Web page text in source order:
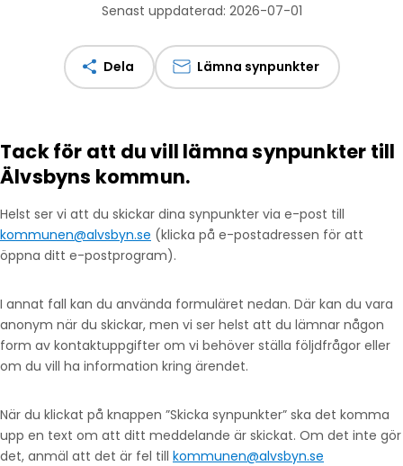
Senast uppdaterad: 2026-07-01
Dela Lämna synpunkter
Tack för att du vill lämna synpunkter till
Älvsbyns kommun.
Helst ser vi att du skickar dina synpunkter via e-post till
kommunen@alvsbyn.se (klicka på e-postadressen för att
öppna ditt e-postprogram).
I annat fall kan du använda formuläret nedan. Där kan du vara
anonym när du skickar, men vi ser helst att du lämnar någon
form av kontaktuppgifter om vi behöver ställa följdfrågor eller
om du vill ha information kring ärendet.
När du klickat på knappen ”Skicka synpunkter” ska det komma
upp en text om att ditt meddelande är skickat. Om det inte gör
det, anmäl att det är fel till kommunen@alvsbyn.se